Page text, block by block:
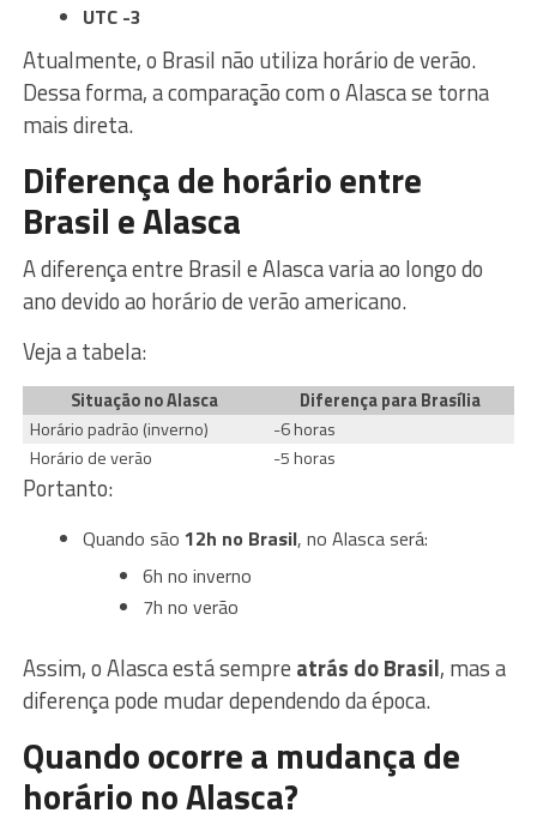
UTC -3
Atualmente, o Brasil não utiliza horário de verão.
Dessa forma, a comparação com o Alasca se torna
mais direta.
Diferença de horário entre
Brasil e Alasca
A diferença entre Brasil e Alasca varia ao longo do
ano devido ao horário de verão americano.
Veja a tabela:
Situação no Alasca
Diferença para Brasília
Horário padrão (inverno)
-6 horas
Horário de verão
-5 horas
Portanto:
Quando são 12h no Brasil, no Alasca será:
6h no inverno
7h no verão
Assim, o Alasca está sempre atrás do Brasil, mas a
diferença pode mudar dependendo da época.
Quando ocorre a mudança de
horário no Alasca?